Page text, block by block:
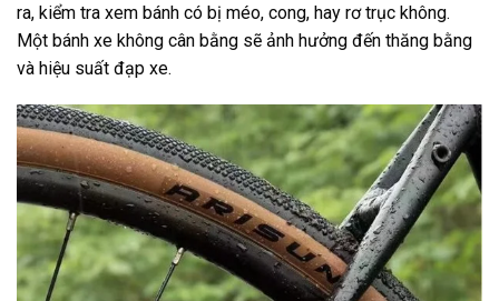
ra, kiểm tra xem bánh có bị méo, cong, hay rơ trục không.
Một bánh xe không cân bằng sẽ ảnh hưởng đến thăng bằng
và hiệu suất đạp xe.